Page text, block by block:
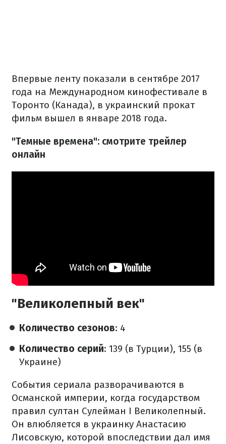
Впервые ленту показали в сентябре 2017
года на Международном кинофестивале в
Торонто (Канада), в украинский прокат
фильм вышел в январе 2018 года.
"Темные времена": смотрите трейлер
онлайн
"Великолепный век"
Количество сезонов: 4
Количество серий: 139 (в Турции), 155 (в
Украине)
События сериала разворачиваются в
Османской империи, когда государством
правил султан Сулейман I Великолепный.
Он влюбляется в украинку Анастасию
Лисовскую, которой впоследствии дал имя